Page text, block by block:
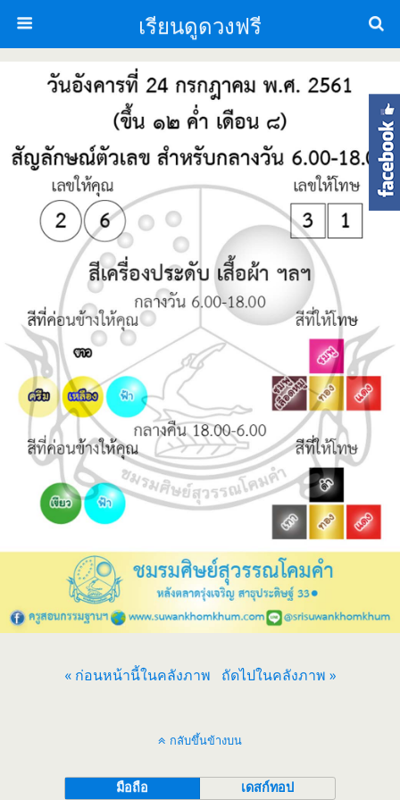
เรียนดูดวงฟรี
« ก่อนหน้านี้ในคลังภาพ ถัดไปในคลังภาพ »
กลับขึ้นข้างบน
มือถือ เดสก์ทอป